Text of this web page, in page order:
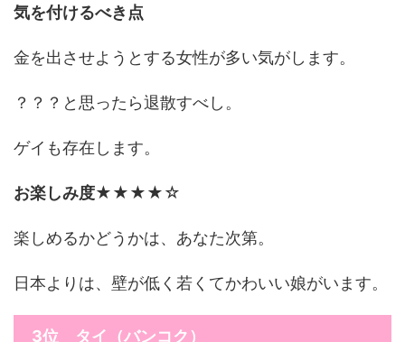
気を付けるべき点
金を出させようとする女性が多い気がします。
？？？と思ったら退散すべし。
ゲイも存在します。
お楽しみ度★★★★☆
楽しめるかどうかは、あなた次第。
日本よりは、壁が低く若くてかわいい娘がいます。
3位 タイ（バンコク）